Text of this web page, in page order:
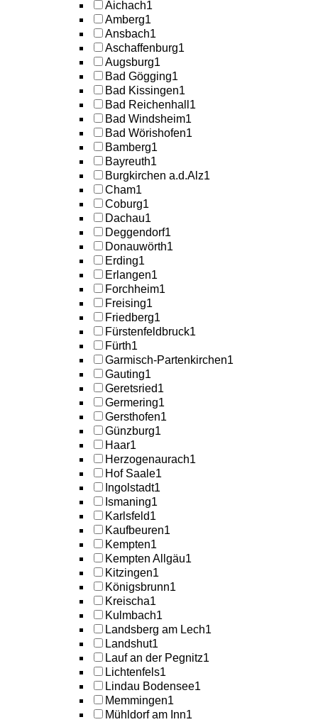
Aichach1
Amberg1
Ansbach1
Aschaffenburg1
Augsburg1
Bad Gögging1
Bad Kissingen1
Bad Reichenhall 1
Bad Windsheim1
Bad Wörishofen1
Bamberg1
Bayreuth1
Burgkirchen a.d.Alz1
Cham1
Coburg1
Dachau1
Deggendorf1
Donauwörth1
Erding1
Erlangen1
Forchheim1
Freising1
Friedberg1
Fürstenfeldbruck1
Fürth1
Garmisch-Partenkirchen1
Gauting1
Geretsried1
Germering1
Gersthofen1
Günzburg1
Haar1
Herzogenaurach1
Hof Saale1
Ingolstadt1
Ismaning1
Karlsfeld1
Kaufbeuren1
Kempten1
Kempten Allgäu1
Kitzingen1
Königsbrunn1
Kreischa1
Kulmbach1
Landsberg am Lech1
Landshut1
Lauf an der Pegnitz1
Lichtenfels1
Lindau Bodensee1
Memmingen1
Mühldorf am Inn1